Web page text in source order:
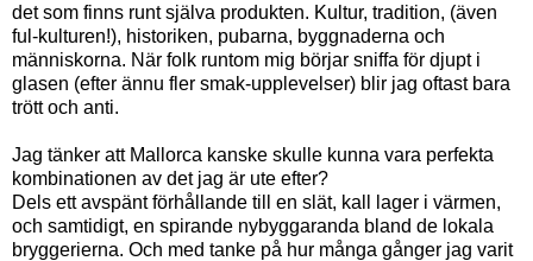
det som finns runt själva produkten. Kultur, tradition, (även
ful-kulturen!), historiken, pubarna, byggnaderna och
människorna. När folk runtom mig börjar sniffa för djupt i
glasen (efter ännu fler smak-upplevelser) blir jag oftast bara
trött och anti.
Jag tänker att Mallorca kanske skulle kunna vara perfekta
kombinationen av det jag är ute efter?
Dels ett avspänt förhållande till en slät, kall lager i värmen,
och samtidigt, en spirande nybyggaranda bland de lokala
bryggerierna. Och med tanke på hur många gånger jag varit